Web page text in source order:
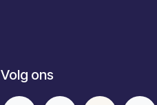
Volg ons